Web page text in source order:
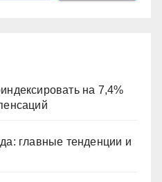
на 7,4%
главные тенденции и